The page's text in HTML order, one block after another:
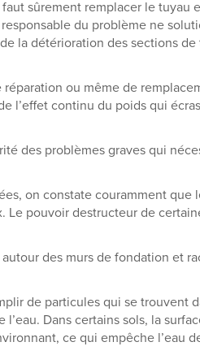
sûrement remplacer le tuyau
du problème ne
la détérioration des sections
ou même de
l’effet continu du poids qui
des problèmes graves qui
on constate couramment
pouvoir destructeur de
des murs de fondation et
de particules qui se trouvent
Dans certains sols, la
ce qui empêche l’eau